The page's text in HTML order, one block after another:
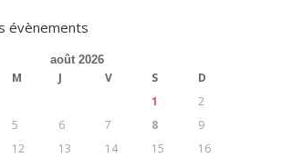
évènements
août 2026
M J V S
D
1
2
5 6 7 8
9
12 13 14 15
16